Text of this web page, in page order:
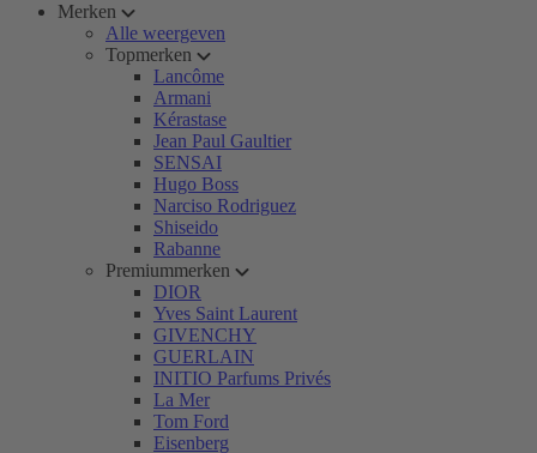
Merken
Alle weergeven
Topmerken
Lancôme
Armani
Kérastase
Jean Paul Gaultier
SENSAI
Hugo Boss
Narciso Rodriguez
Shiseido
Rabanne
Premiummerken
DIOR
Yves Saint Laurent
GIVENCHY
GUERLAIN
INITIO Parfums Privés
La Mer
Tom Ford
Eisenberg